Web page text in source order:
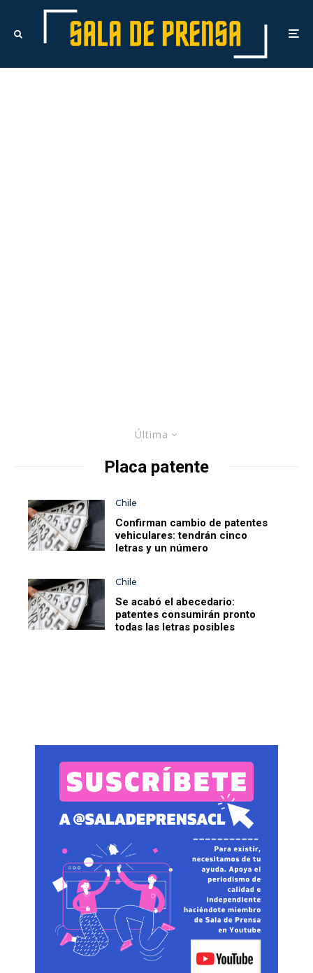
Última
Placa patente
Chile
Confirman cambio de patentes
vehiculares: tendrán cinco
letras y un número
Chile
Se acabó el abecedario:
patentes consumirán pronto
todas las letras posibles